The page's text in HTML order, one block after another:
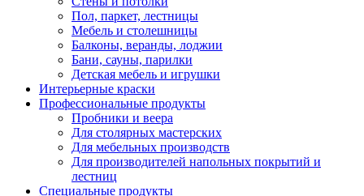
Пол, паркет, лестницы
Мебель и столешницы
Балконы, веранды, лоджии
Бани, сауны, парилки
Детская мебель и игрушки
Интерьерные краски
Профессиональные продукты
Пробники и веера
Для столярных мастерских
Для мебельных производств
Для производителей напольных покрытий и
лестниц
Специальные продукты